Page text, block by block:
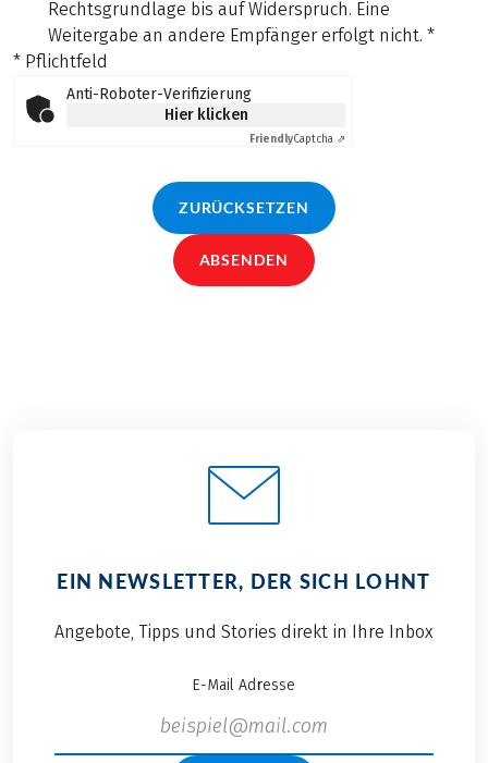
Rechtsgrundlage bis auf Widerspruch. Eine
Weitergabe an andere Empfänger erfolgt nicht. *
* Pflichtfeld
Anti-Roboter-Verifizierung
Hier klicken
FriendlyCaptcha ⇗
ZURÜCKSETZEN
ABSENDEN
EIN NEWSLETTER, DER SICH LOHNT
Angebote, Tipps und Stories direkt in Ihre Inbox
E-Mail Adresse